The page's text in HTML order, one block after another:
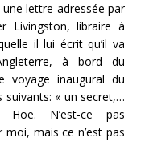
lettre adressée par
Livingston, libraire à
il lui écrit qu’il va
à bord du
voyage inaugural du
« un secret,…
Hoe. N’est-ce pas
moi, mais ce n’est pas